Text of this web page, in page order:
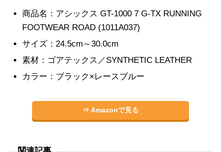
商品名：アシックス GT-1000 7 G-TX RUNNING
FOOTWEAR ROAD (1011A037)
サイズ：24.5cm～30.0cm
素材：ゴアテックス／SYNTHETIC LEATHER
カラー：ブラック×レースブルー
⇒ Amazonで見る